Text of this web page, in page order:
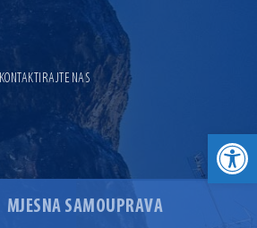
KONTAKTIRAJTE NAS
MJESNA SAMOUPRAVA